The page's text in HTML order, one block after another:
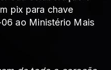
pix para chave
ao Ministério Mais